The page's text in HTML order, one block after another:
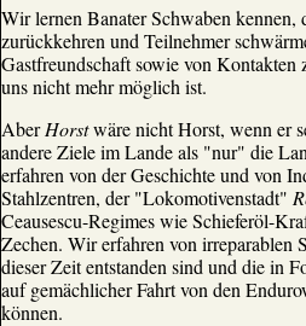
Wir lernen Banater Schwaben kennen,
zurückkehren und Teilnehmer
Gastfreundschaft sowie von
uns nicht mehr möglich ist.
AberHorstwäre nicht Horst, wenn er
andere Ziele im Lande als "nur" die
erfahren von der Geschichte und von
Stahlzentren, der "Lokomotivenstadt"
Ceausescu-Regimes wie Schieferöl-
Zechen. Wir erfahren von irreparablen
dieser Zeit entstanden sind und die in
auf gemächlicher Fahrt von den
können.